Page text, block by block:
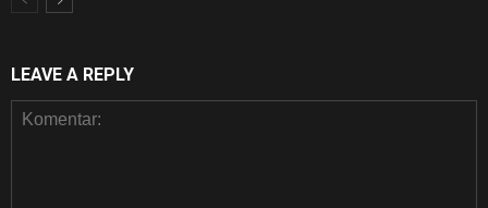
LEAVE A REPLY